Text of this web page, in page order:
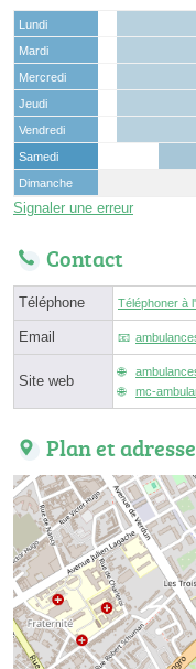
Lundi
Mardi
Mercredi
Jeudi
Vendredi
Samedi
Dimanche
Signaler une erreur
Contact
Téléphone Téléphoner à
Email
Site web
mc-
Plan et adresse